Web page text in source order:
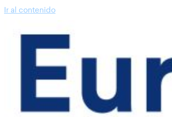
Ir al contenido